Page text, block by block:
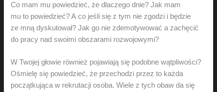
Co mam mu powiedzieć, że dlaczego dnie? Jak mam
mu to powiedzieć? A co jeśli się z tym nie zgodzi i będzie
ze mną dyskutował? Jak go nie zdemotywować a zachęcić
do pracy nad swoimi obszarami rozwojowymi?
W Twojej głowie również pojawiają się podobne wątpliwości?
Ośmielę się powiedzieć, że przechodzi przez to każda
początkująca w rekrutacji osoba. Wiele z tych obaw da się